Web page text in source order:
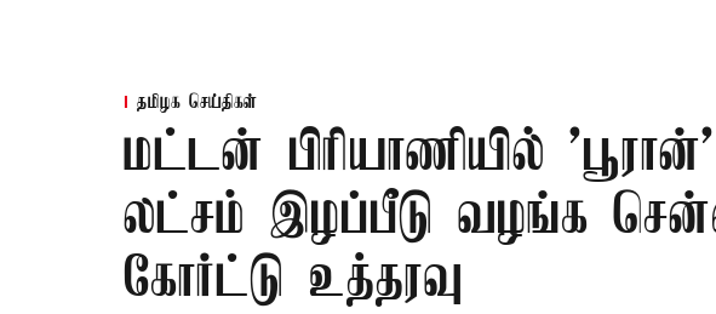
தமிழக செய்திகள்
மட்டன் பிரியாணியில் 'பூரான்'
லட்சம் இழப்பீடு வழங்க
கோர்ட்டு உத்தரவு